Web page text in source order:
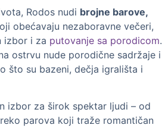
Rodos nudi brojne barove,
obećavaju nezaboravne večeri,
izbor i za putovanje sa porodicom.
ostrvu nude porodične sadržaje i
što su bazeni, dečja igrališta i
izbor za širok spektar ljudi – od
parova koji traže romantičan